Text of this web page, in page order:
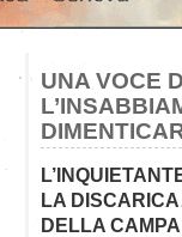
UNA VOCE
LA
DELLA